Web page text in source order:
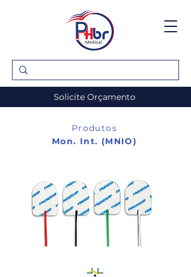
Solicite Orçamento
Produtos
Mon. Int. (MNIO)